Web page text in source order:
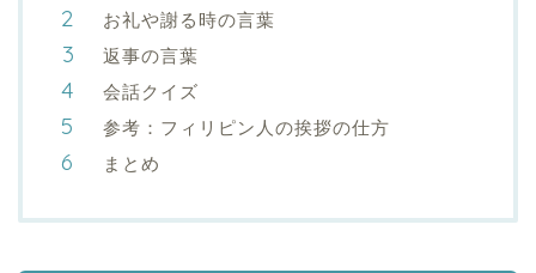
お礼や謝る時の言葉
返事の言葉
会話クイズ
参考：フィリピン人の挨拶の仕方
まとめ